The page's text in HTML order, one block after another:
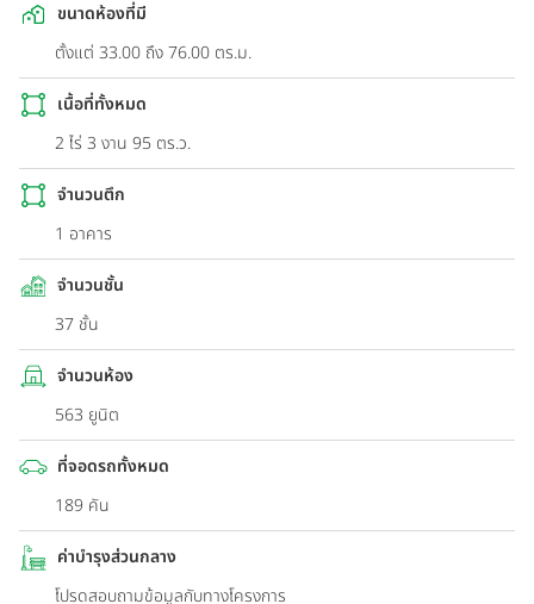
ขนาดห้องที่มี
ตั้งแต่ 33.00 ถึง 76.00 ตร.ม.
เนื้อที่ทั้งหมด
2 ไร่ 3 งาน 95 ตร.ว.
จำนวนตึก
1 อาคาร
จำนวนชั้น
37 ชั้น
จำนวนห้อง
563 ยูนิต
ที่จอดรถทั้งหมด
189 คัน
ค่าบำรุงส่วนกลาง
โปรดสอบถามข้อมูลกับทางโครงการ